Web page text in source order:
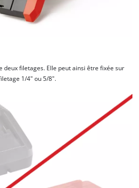
deux filetages. Elle peut ainsi être fixée sur
1/4" ou 5/8".